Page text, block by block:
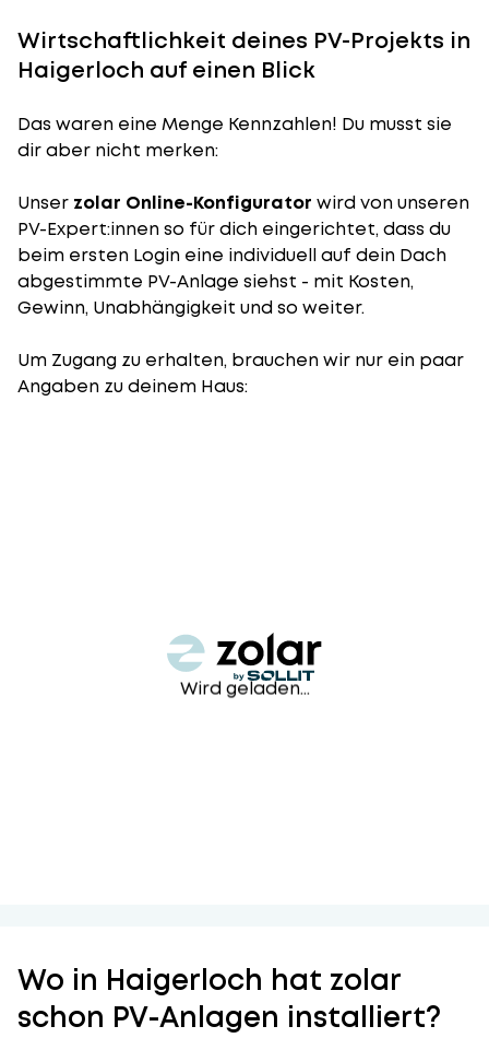
Wirtschaftlichkeit deines PV-Projekts in
Haigerloch auf einen Blick
Das waren eine Menge Kennzahlen! Du musst sie
dir aber nicht merken:
Unser zolar Online-Konfigurator wird von unseren
PV-Expert:innen so für dich eingerichtet, dass du
beim ersten Login eine individuell auf dein Dach
abgestimmte PV-Anlage siehst - mit Kosten,
Gewinn, Unabhängigkeit und so weiter.
Um Zugang zu erhalten, brauchen wir nur ein paar
Angaben zu deinem Haus:
Wird geladen...
Wo in Haigerloch hat zolar
schon PV-Anlagen installiert?